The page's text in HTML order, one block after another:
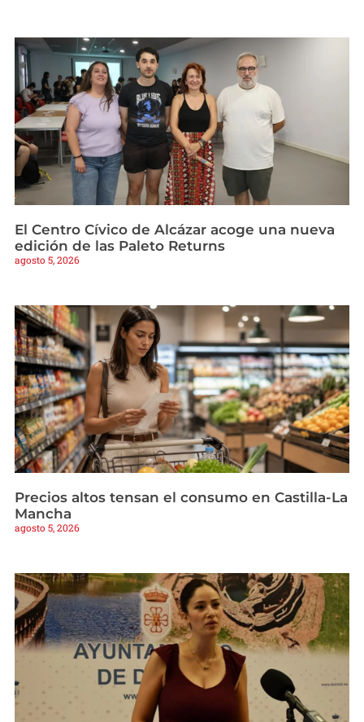
El Centro Cívico de Alcázar acoge una nueva
edición de las Paleto Returns
agosto 5, 2026
Precios altos tensan el consumo en Castilla-La
Mancha
agosto 5, 2026